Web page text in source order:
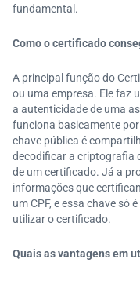
fundamental.
Como o certificado
A principal função do
ou uma empresa. Ele faz
a autenticidade de uma
funciona basicamente
chave pública é
decodificar a criptografia
de um certificado. Já a
informações que
um CPF, e essa chave só
utilizar o certificado.
Quais as vantagens em